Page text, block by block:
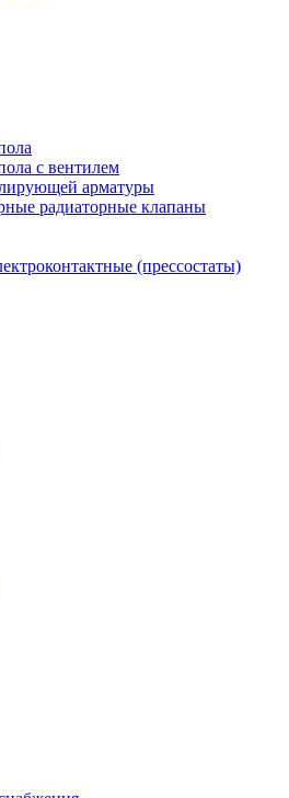
с вентилем
арматуры
радиаторные клапаны
(прессостаты)